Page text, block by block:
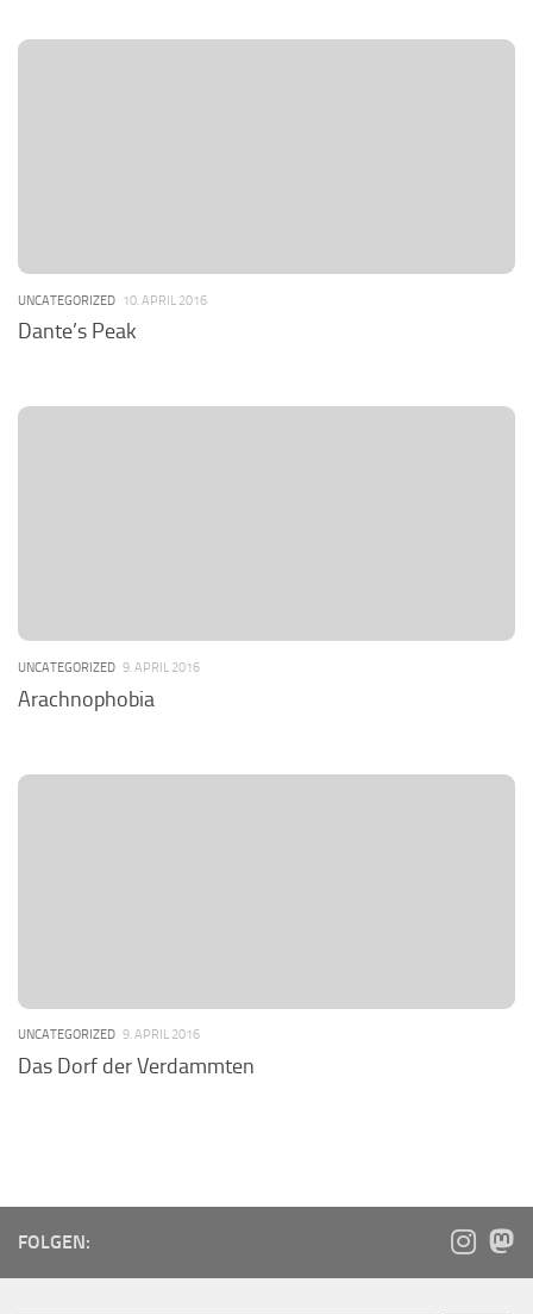
UNCATEGORIZED 10. APRIL 2016
Dante’s Peak
UNCATEGORIZED 9. APRIL 2016
Arachnophobia
UNCATEGORIZED 9. APRIL 2016
Das Dorf der Verdammten
FOLGEN: